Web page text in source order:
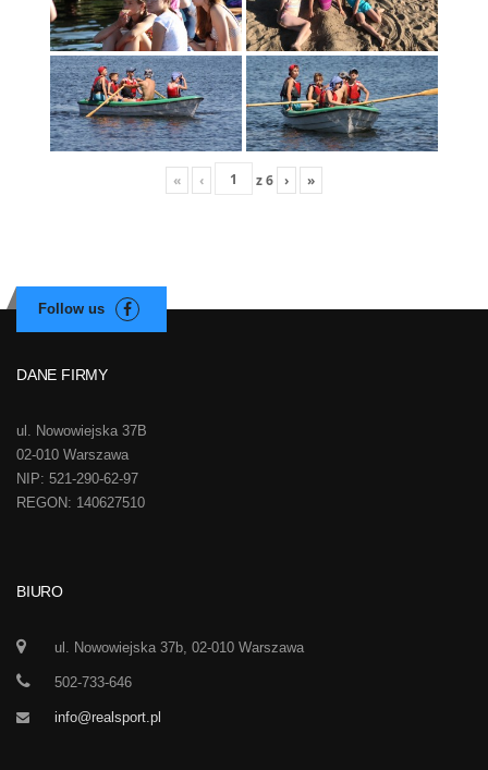
« ‹ z6 › »
DANE FIRMY
ul. Nowowiejska 37B
02-010 Warszawa
NIP: 521-290-62-97
REGON: 140627510
BIURO
ul. Nowowiejska 37b, 02-010 Warszawa
502-733-646
info@realsport.pl